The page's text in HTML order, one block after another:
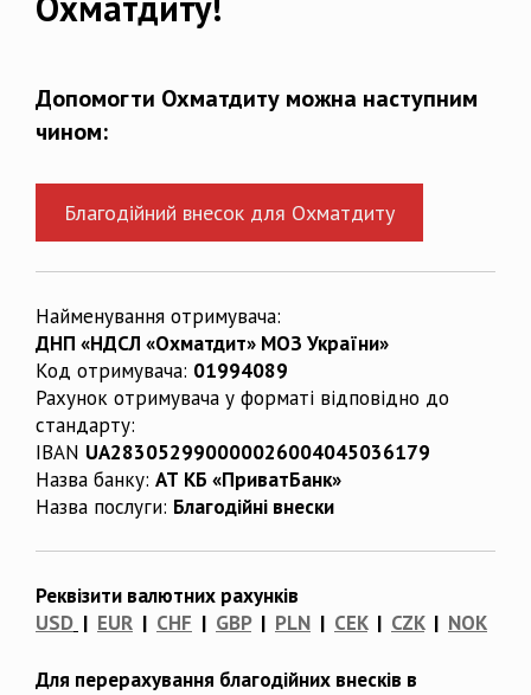
Допомогти Охматдиту можна наступним
чином:
Благодійний внесок для Охматдиту
Найменування отримувача:
ДНП «НДСЛ «Охматдит» МОЗ України»
Код отримувача: 01994089
Рахунок отримувача у форматі відповідно до
стандарту:
IBAN UA283052990000026004045036179
Назва банку: АТ КБ «ПриватБанк»
Назва послуги: Благодійні внески
Реквізити валютних рахунків
USD | EUR | CHF | GBP| PLN | CEK| CZK| NOK
Для перерахування благодійних внесків в